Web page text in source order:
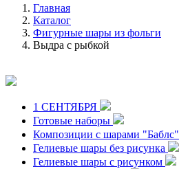
Главная
Каталог
Фигурные шары из фольги
Выдра с рыбкой
1 СЕНТЯБРЯ
Готовые наборы
Композиции с шарами "Баблс"
Гелиевые шары без рисунка
Гелиевые шары с рисунком